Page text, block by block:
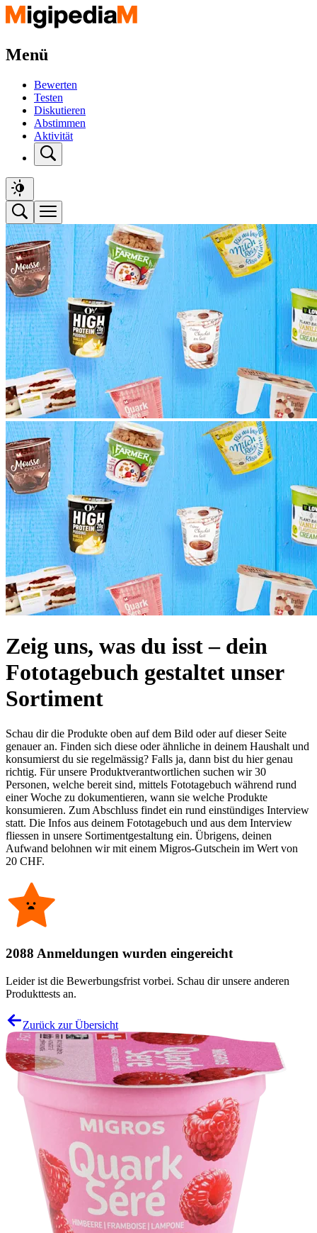
Menü
Bewerten
Testen
Diskutieren
Abstimmen
Aktivität
Zeig uns, was du isst – dein
Fototagebuch gestaltet unser
Sortiment
Schau dir die Produkte oben auf dem Bild oder auf dieser Seite
genauer an. Finden sich diese oder ähnliche in deinem Haushalt und
konsumierst du sie regelmässig? Falls ja, dann bist du hier genau
richtig. Für unsere Produktverantwortlichen suchen wir 30
Personen, welche bereit sind, mittels Fototagebuch während rund
einer Woche zu dokumentieren, wann sie welche Produkte
konsumieren. Zum Abschluss findet ein rund einstündiges Interview
statt. Die Infos aus deinem Fototagebuch und aus dem Interview
fliessen in unsere Sortimentgestaltung ein. Übrigens, deinen
Aufwand belohnen wir mit einem Migros-Gutschein im Wert von
20 CHF.
2088 Anmeldungen wurden eingereicht
Leider ist die Bewerbungsfrist vorbei. Schau dir unsere anderen
Produkttests an.
Zurück zur Übersicht